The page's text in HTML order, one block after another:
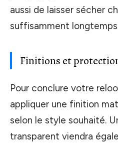
aussi de laisser sécher
suffisamment
Finitions et
Pour conclure votre
appliquer une finition
selon le style souhaité.
transparent viendra